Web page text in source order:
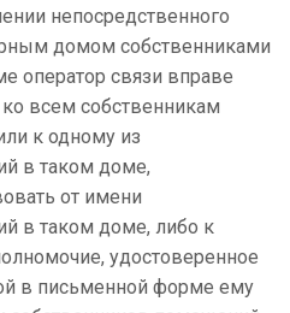
непосредственного
домом собственниками
оператор связи вправе
всем собственникам
к одному из
в таком доме,
от имени
в таком доме, либо к
удостоверенное
в письменной форме ему